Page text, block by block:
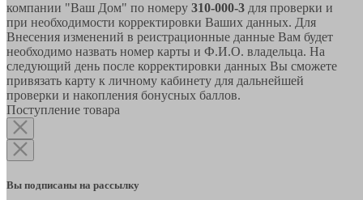
компании "Ваш Дом" по номеру 310-000-3 для проверки и
при необходимости корректировки Ваших данных. Для
Внесения изменений в реистрационные данные Вам будет
необходимо назвать номер карты и Ф.И.О. владельца. На
следующий день после корректировки данных Вы сможете
привязать карту к личному кабинету для дальнейшей
проверки и накопления бонусных баллов.
Поступление товара
Вы подписаны на рассылку